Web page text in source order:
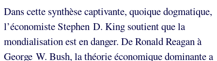
Dans cette synthèse captivante, quoique dogmatique,
l’économiste Stephen D. King soutient que la
mondialisation est en danger. De Ronald Reagan à
George W. Bush, la théorie économique dominante a